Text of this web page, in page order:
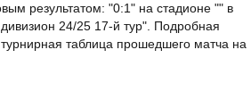
результатом: "0:1" на стадионе "" в
24/25 17-й тур". Подробная
турнирная таблица прошедшего матча на